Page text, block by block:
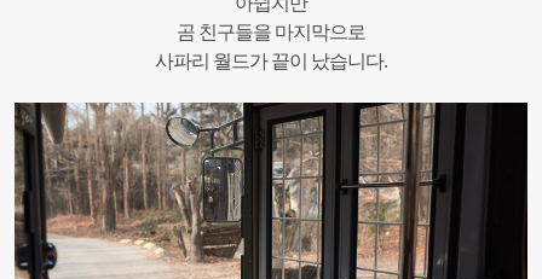
곰 친구들을 마지막으로
사파리 월드가 끝이 났습니다.